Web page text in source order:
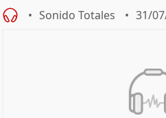
Sonido Totales 31/